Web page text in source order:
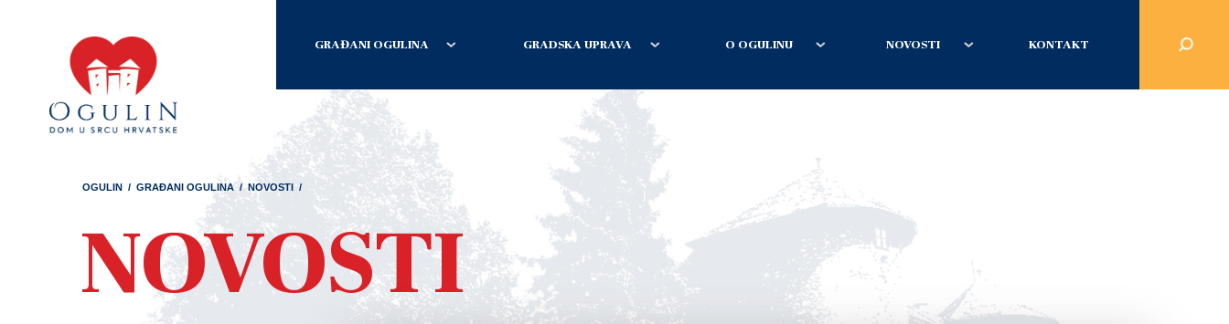
GRAĐANI OGULINA GRADSKA UPRAVA O OGULINU NOVOSTI KONTAKT
OGULIN / GRAĐANI OGULINA / NOVOSTI /
NOVOSTI